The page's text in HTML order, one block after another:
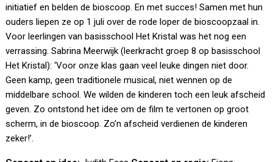
initiatief en belden de bioscoop. En met succes! Samen met hun
ouders liepen ze op 1 juli over de rode loper de bioscoopzaal in.
Voor leerlingen van basisschool Het Kristal was het nog een
verrassing. Sabrina Meerwijk (leerkracht groep 8 op basisschool
Het Kristal): ‘Voor onze klas gaan veel leuke dingen niet door.
Geen kamp, geen traditionele musical, niet wennen op de
middelbare school. We wilden de kinderen toch een leuk afscheid
geven. Zo ontstond het idee om de film te vertonen op groot
scherm, in de bioscoop. Zo’n afscheid verdienen de kinderen
zeker!’.